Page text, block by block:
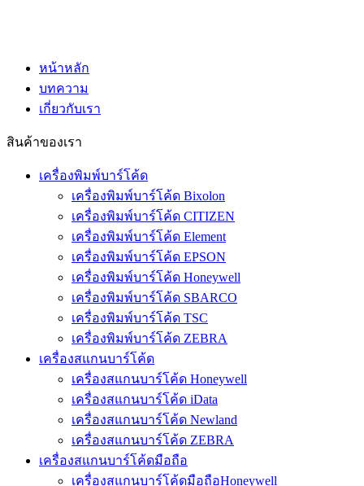
หน้าหลัก
บทความ
เกี่ยวกับเรา
สินค้าของเรา
เครื่องพิมพ์บาร์โค้ด
เครื่องพิมพ์บาร์โค้ด Bixolon
เครื่องพิมพ์บาร์โค้ด CITIZEN
เครื่องพิมพ์บาร์โค้ด Element
เครื่องพิมพ์บาร์โค้ด EPSON
เครื่องพิมพ์บาร์โค้ด Honeywell
เครื่องพิมพ์บาร์โค้ด SBARCO
เครื่องพิมพ์บาร์โค้ด TSC
เครื่องพิมพ์บาร์โค้ด ZEBRA
เครื่องสแกนบาร์โค้ด
เครื่องสแกนบาร์โค้ด Honeywell
เครื่องสแกนบาร์โค้ด iData
เครื่องสแกนบาร์โค้ด Newland
เครื่องสแกนบาร์โค้ด ZEBRA
เครื่องสแกนบาร์โค้ดมือถือ
เครื่องสแกนบาร์โค้ดมือถือHoneywell